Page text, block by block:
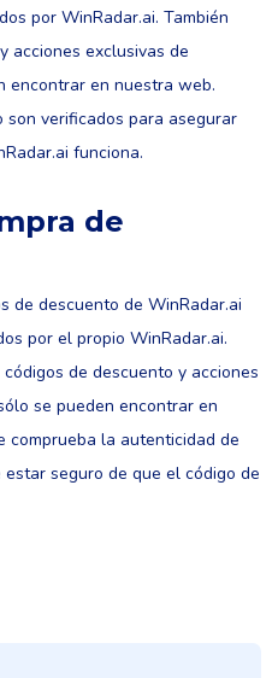
por WinRadar.ai. También
acciones exclusivas de
encontrar en nuestra web.
verificados para asegurar
funciona.
de
de descuento de WinRadar.ai
por el propio WinRadar.ai.
de descuento y acciones
se pueden encontrar en
comprueba la autenticidad de
seguro de que el código de